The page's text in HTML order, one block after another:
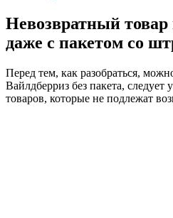
Невозвратный товар
даже с пакетом со
Перед тем, как разобраться,
Вайлдберриз без пакета, следует
товаров, которые не подлежат